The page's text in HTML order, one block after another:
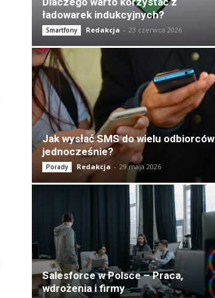
ładowarek indukcyjnych?
Smartfony Redakcja - 23 czerwca 2026
Jak wysłać SMS do wielu odbiorców
jednocześnie?
Porady Redakcja - 29 maja 2026
Salesforce w Polsce – Praca,
wdrożenia i firmy